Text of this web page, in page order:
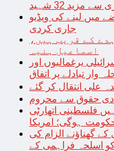
مزید 32 شہید
میں لینے کی ویڈیو
جاری کردی
کے قریب ہیں،
اسماعیل ہنیہ
یرغمالیوں اور
وار تبادلے پر اتفاق
انتقال کر گئے
حقوق سے محروم
فلسطینی اتھارٹی
ہوگی؛ امریکا
گھناؤنے الزام کی
اسلحہ فراہمی کے